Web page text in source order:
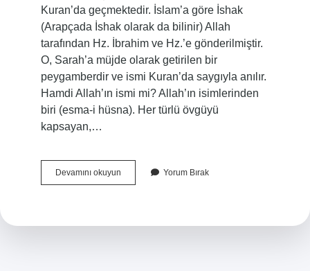
Kuran’da geçmektedir. İslam’a göre İshak
(Arapçada İshak olarak da bilinir) Allah
tarafından Hz. İbrahim ve Hz.’e gönderilmiştir.
O, Sarah’a müjde olarak getirilen bir
peygamberdir ve ismi Kuran’da saygıyla anılır.
Hamdi Allah’ın ismi mi? Allah’ın isimlerinden
biri (esma-i hüsna). Her türlü övgüyü
kapsayan,…
Devamını okuyunHamdi
Kuranda
Yorum Bırak